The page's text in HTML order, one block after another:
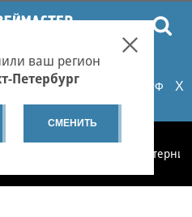
оплатой заказов на сайте
НУЦ Минцифры РФ
Подробнее...
X
ваш регион
Петербург
СМЕНИТЬ